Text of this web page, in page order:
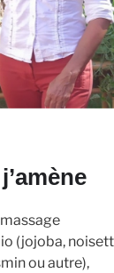
(jojoba,
ou autre),